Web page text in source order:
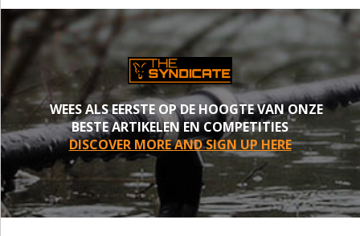
WEES ALS EERSTE OP DE HOOGTE VAN ONZE
BESTE ARTIKELEN EN COMPETITIES
DISCOVER MORE AND SIGN UP HERE